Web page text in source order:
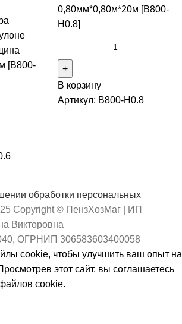
[B800-
0,80мм*0,80м*20м [B800-
H0.8]
В корзину
Артикул: B800-H0.8
обработки персональных
Copyright © ПензХозМаг | ИП
Викторовна
ОГРНИП 306583603400058
cookie, чтобы улучшить ваш опыт на
этот сайт, вы соглашаетесь
cookie.